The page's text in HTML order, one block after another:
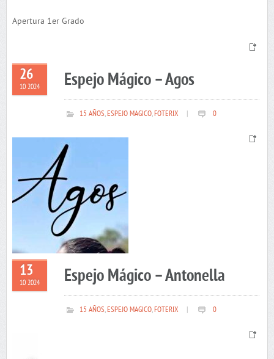
Apertura 1er Grado
26
10 2024 Espejo Mágico – Agos
15 AÑOS,ESPEJO MAGICO,FOTERIX 0
13
10 2024 Espejo Mágico – Antonella
15 AÑOS,ESPEJO MAGICO,FOTERIX 0